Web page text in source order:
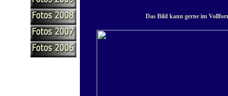
Das Bild kann gerne im